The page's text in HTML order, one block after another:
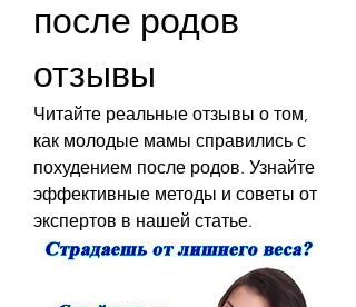
после родов
отзывы
Читайте реальные отзывы о том,
как молодые мамы справились с
похудением после родов. Узнайте
эффективные методы и советы от
экспертов в нашей статье.